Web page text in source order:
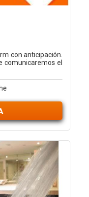
con anticipación.
comunicaremos el